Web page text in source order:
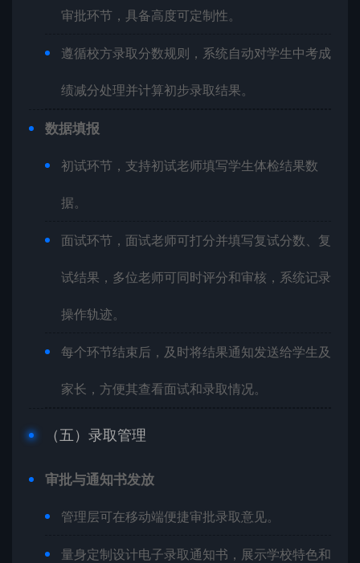
审批环节，具备高度可定制性。
遵循校方录取分数规则，系统自动对学生中考成
绩减分处理并计算初步录取结果。
数据填报
初试环节，支持初试老师填写学生体检结果数
据。
面试环节，面试老师可打分并填写复试分数、复
试结果，多位老师可同时评分和审核，系统记录
操作轨迹。
每个环节结束后，及时将结果通知发送给学生及
家长，方便其查看面试和录取情况。
（五）录取管理
审批与通知书发放
管理层可在移动端便捷审批录取意见。
量身定制设计电子录取通知书，展示学校特色和